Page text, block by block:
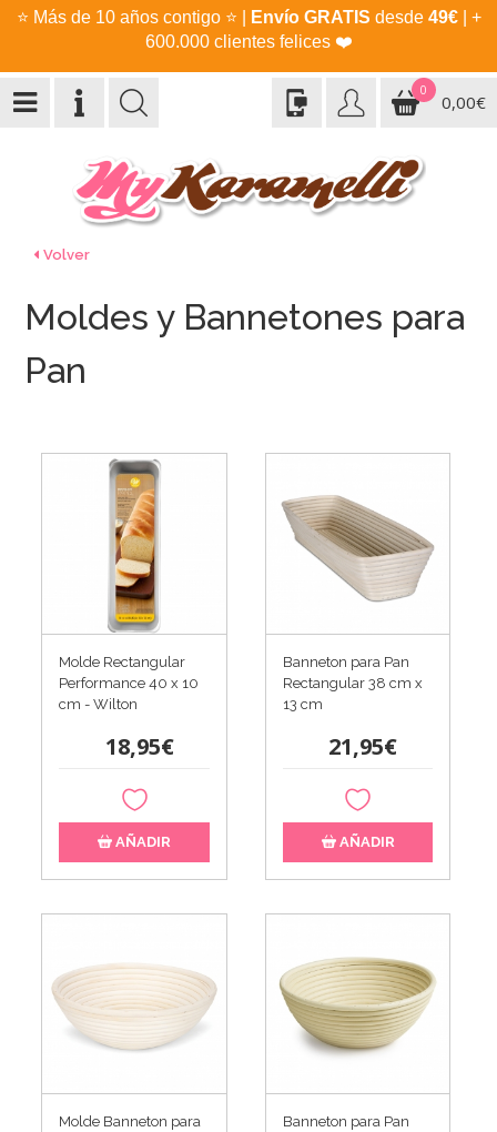
⭐ Más de 10 años contigo ⭐ Envío GRATIS desde 49€| +
600.000 clientes felices ❤️
0
0,00€
Volver
Moldes y Bannetones para
Pan
Molde Rectangular
Performance 40 x 10
cm - Wilton
18,95€
AÑADIR
Banneton para Pan
Rectangular 38 cm x
13 cm
21,95€
AÑADIR
Molde Banneton para
Banneton para Pan